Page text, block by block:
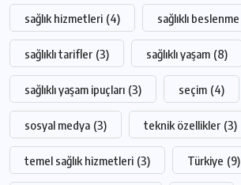
sağlık hizmetleri (4) sağlıklı beslenme
sağlıklı tarifler (3) sağlıklı yaşam (8)
sağlıklı yaşam ipuçları (3) seçim (4)
sosyal medya (3) teknik özellikler (3)
temel sağlık hizmetleri (3) Türkiye (9)